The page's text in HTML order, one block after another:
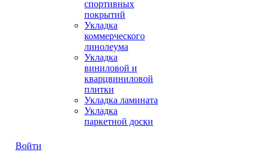
спортивных
покрытий
Укладка
коммерческого
линолеума
Укладка
виниловой и
кварцвиниловой
плитки
Укладка ламината
Укладка
паркетной доски
Войти